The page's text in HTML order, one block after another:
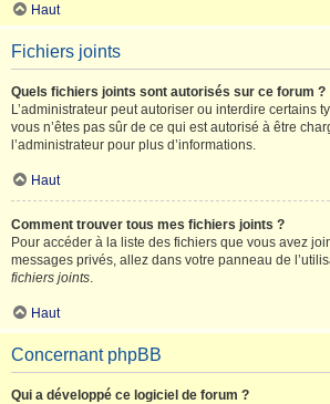
Haut
Fichiers joints
Quels fichiers joints sont autorisés sur ce forum ?
L’administrateur peut autoriser ou interdire certains
vous n’êtes pas sûr de ce qui est autorisé à être
l’administrateur pour plus d’informations.
Haut
Comment trouver tous mes fichiers joints ?
Pour accéder à la liste des fichiers que vous avez
messages privés, allez dans votre panneau de
fichiers joints.
Haut
Concernant phpBB
Qui a développé ce logiciel de forum ?